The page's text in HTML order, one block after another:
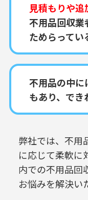
見積もりや
不用品回収業
ためらってい
不用品の中に
もあり、でき
弊社では、不用
に応じて柔軟に
内での不用品回
お悩みを解決い